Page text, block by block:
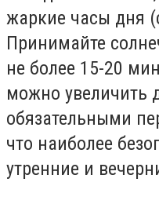
жаркие часы дня
Принимайте
не более 15-20
можно увеличить
обязательными
что наиболее
утренние и